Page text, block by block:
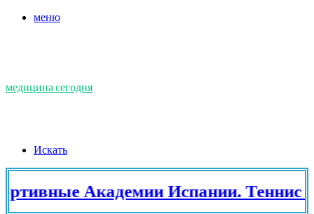
меню
медицина сегодня
Искать
Академии Испании. Теннис в